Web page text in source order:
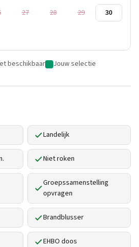
27 28 29
30
beschikbaar Jouw selectie
Landelijk
Niet roken
Groepssamenstelling
opvragen
Brandblusser
EHBO doos